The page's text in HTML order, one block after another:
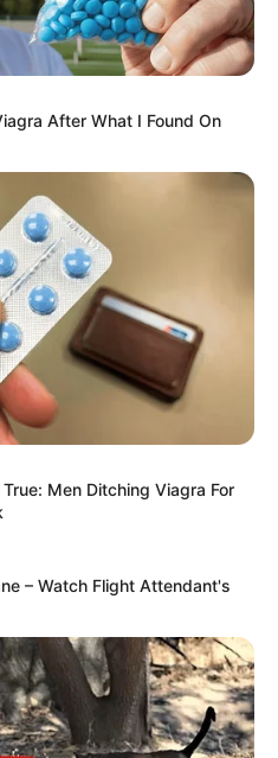
After What I Found On
Men Ditching Viagra For
– Watch Flight Attendant's